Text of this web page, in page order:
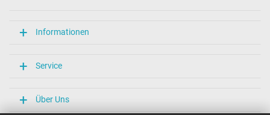
Informationen
Service
Über Uns